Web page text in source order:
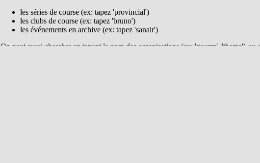
les séries de course (ex: tapez 'provincial')
les clubs de course (ex: tapez 'bruno')
les événements en archive (ex: tapez 'sanair')
On peut aussi chercher en tapant le nom des organisations (ex: 'gourm', 'thema') ou